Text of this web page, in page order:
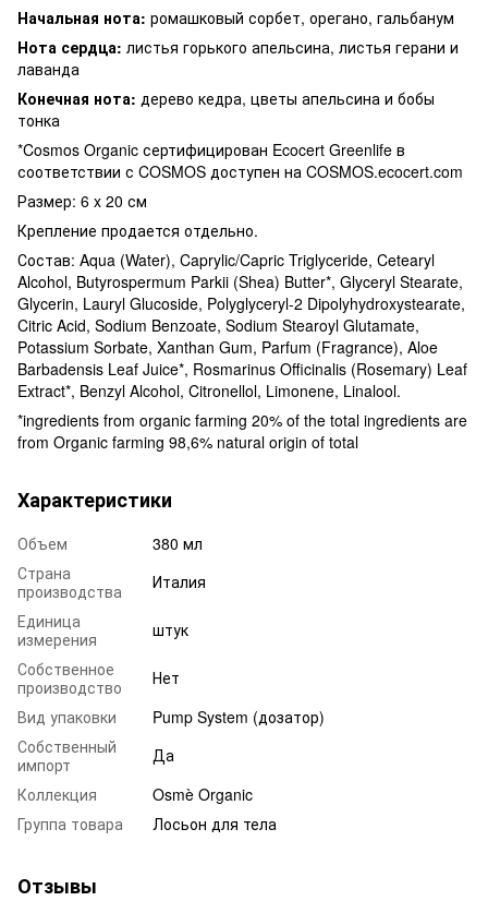
Начальная нота: ромашковый сорбет, орегано, гальбанум
Нота сердца: листья горького апельсина, листья герани и
лаванда
Конечная нота: дерево кедра, цветы апельсина и бобы
тонка
*Cosmos Organic сертифицирован Ecocert Greenlife в
соответствии с COSMOS доступен на COSMOS.ecocert.com
Размер: 6 x 20 см
Крепление продается отдельно.
Состав: Aqua (Water), Caprylic/Capric Triglyceride, Cetearyl
Alcohol, Butyrospermum Parkii (Shea) Butter*, Glyceryl Stearate,
Glycerin, Lauryl Glucoside, Polyglyceryl-2 Dipolyhydroxystearate,
Citric Acid, Sodium Benzoate, Sodium Stearoyl Glutamate,
Potassium Sorbate, Xanthan Gum, Parfum (Fragrance), Aloe
Barbadensis Leaf Juice*, Rosmarinus Officinalis (Rosemary) Leaf
Extract*, Benzyl Alcohol, Citronellol, Limonene, Linalool.
*ingredients from organic farming 20% of the total ingredients are
from Organic farming 98,6% natural origin of total
Характеристики
Объем
380 мл
Страна
производства
Италия
Единица
измерения
штук
Собственное
производство
Нет
Вид упаковки
Pump System (дозатор)
Собственный
импорт
Да
Коллекция
Osmè Organic
Группа товара
Лосьон для тела
Отзывы